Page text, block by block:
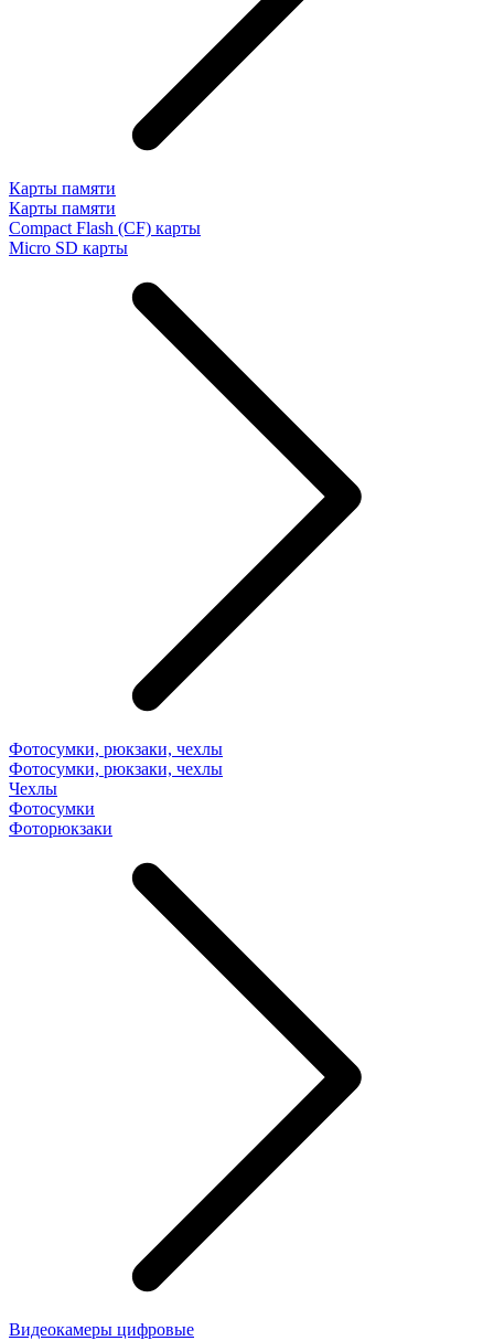
Карты памяти
Карты памяти
Compact Flash (CF) карты
Micro SD карты
Фотосумки, рюкзаки, чехлы
Фотосумки, рюкзаки, чехлы
Чехлы
Фотосумки
Фоторюкзаки
Видеокамеры цифровые